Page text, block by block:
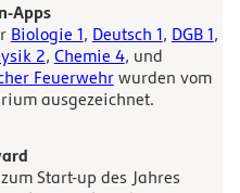
Apps
Biologie 1, Deutsch 1, DGB 1,
2, Chemie 4, und
Feuerwehrwurden vom
ausgezeichnet.
Start-up des Jahres